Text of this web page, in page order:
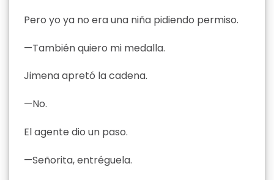
Pero yo ya no era una niña pidiendo permiso.
—También quiero mi medalla.
Jimena apretó la cadena.
—No.
El agente dio un paso.
—Señorita, entréguela.